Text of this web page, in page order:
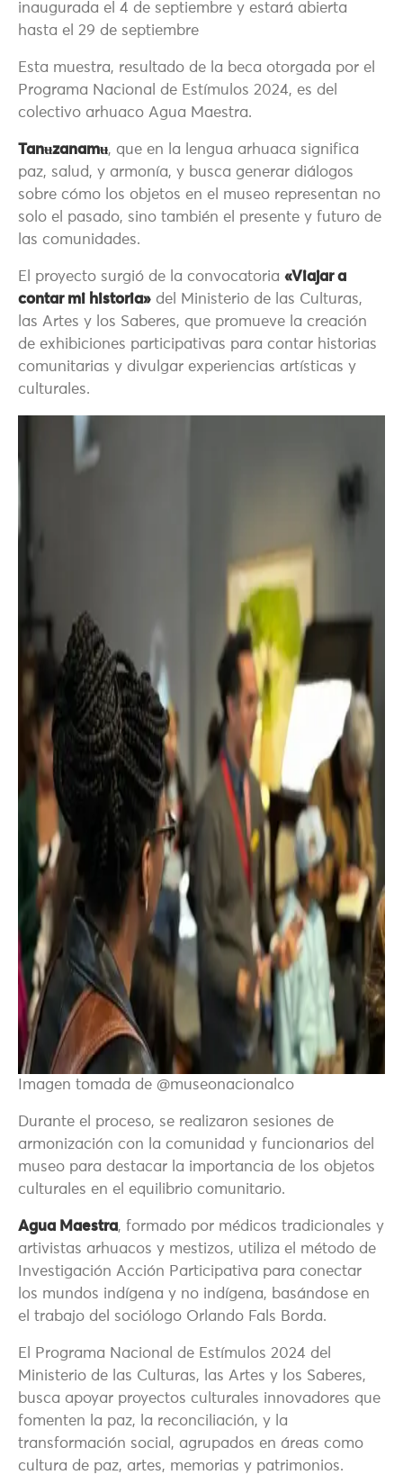
inaugurada el 4 de septiembre y estará abierta
hasta el 29 de septiembre
Esta muestra, resultado de la beca otorgada por el
Programa Nacional de Estímulos 2024, es del
colectivo arhuaco Agua Maestra.
Tanʉzanamʉ, que en la lengua arhuaca significa
paz, salud, y armonía, y busca generar diálogos
sobre cómo los objetos en el museo representan no
solo el pasado, sino también el presente y futuro de
las comunidades.
El proyecto surgió de la convocatoria «Viajar a
contar mi historia» del Ministerio de las Culturas,
las Artes y los Saberes, que promueve la creación
de exhibiciones participativas para contar historias
comunitarias y divulgar experiencias artísticas y
culturales.
Imagen tomada de @museonacionalco
Durante el proceso, se realizaron sesiones de
armonización con la comunidad y funcionarios del
museo para destacar la importancia de los objetos
culturales en el equilibrio comunitario.
Agua Maestra, formado por médicos tradicionales y
artivistas arhuacos y mestizos, utiliza el método de
Investigación Acción Participativa para conectar
los mundos indígena y no indígena, basándose en
el trabajo del sociólogo Orlando Fals Borda.
El Programa Nacional de Estímulos 2024 del
Ministerio de las Culturas, las Artes y los Saberes,
busca apoyar proyectos culturales innovadores que
fomenten la paz, la reconciliación, y la
transformación social, agrupados en áreas como
cultura de paz, artes, memorias y patrimonios.